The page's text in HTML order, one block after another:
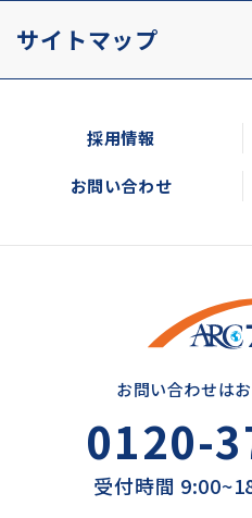
サイトマップ
採用情報
お問い合わせ
お問い合わせは
0120-
受付時間